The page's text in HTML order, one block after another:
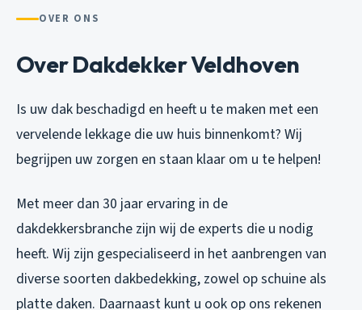
OVER ONS
Over Dakdekker Veldhoven
Is uw dak beschadigd en heeft u te maken met een
vervelende lekkage die uw huis binnenkomt? Wij
begrijpen uw zorgen en staan klaar om u te helpen!
Met meer dan 30 jaar ervaring in de
dakdekkersbranche zijn wij de experts die u nodig
heeft. Wij zijn gespecialiseerd in het aanbrengen van
diverse soorten dakbedekking, zowel op schuine als
platte daken. Daarnaast kunt u ook op ons rekenen